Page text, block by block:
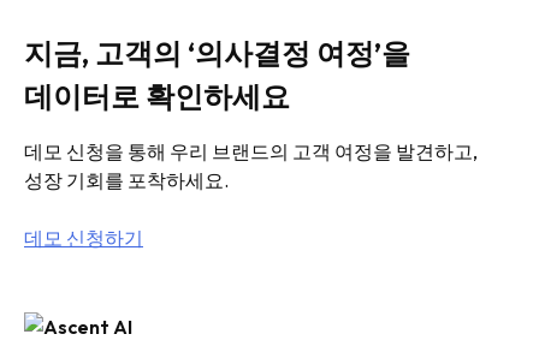
지금, 고객의 ‘의사결정 여정’을
데이터로 확인하세요
데모 신청을 통해 우리 브랜드의 고객 여정을 발견하고,
성장 기회를 포착하세요.
데모 신청하기